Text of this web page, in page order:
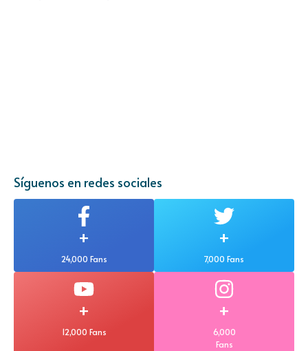
Síguenos en redes sociales
+
24,000 Fans
+
7,000 Fans
+
12,000 Fans
+
6,000
Fans